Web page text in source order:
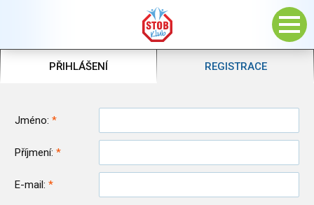
PŘIHLÁŠENÍ REGISTRACE
Jméno:
Příjmení:
E-mail: